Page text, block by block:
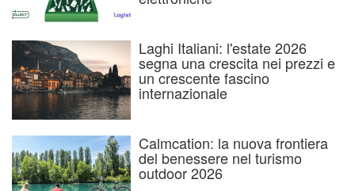
Laghi Italiani: l'estate 2026
segna una crescita nei prezzi e
un crescente fascino
internazionale
Calmcation: la nuova frontiera
del benessere nel turismo
outdoor 2026